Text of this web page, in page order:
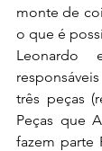
monte de
o que é
Leonardo
três peças
Peças que
fazem parte